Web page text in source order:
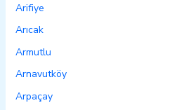
Arifiye
Arıcak
Armutlu
Arnavutköy
Arpaçay